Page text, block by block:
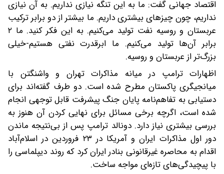
اقتصاد جهانی گفت: ما به این تنگه نیازی نداریم. به آن نیازی
نداریم، چون چیزهای بیشتری داریم. ما بیشتر از دو برابر ترکیب
عربستان و روسیه نفت تولید می‌کنیم. به این فکر کنید. ما ۲
برابر آن‌ها تولید می‌کنیم. ما ابرقدرت نفتی هستیم-خیلی
بزرگ‌تر از عربستان و روسیه.
اظهارات ترامپ در میانه مذاکرات تهران و واشنگتن با
میانجیگری پاکستان مطرح شده است. دو طرف گفته‌اند برای
دستیابی به تفاهم‌نامه پایان جنگ پیشرفت قابل توجهی انجام
شده است، اگرچه برخی مسائل برای نهایی کردن آن هنوز به
بررسی بیشتری نیاز دارد. دونالد ترامپ پس از بی‌نتیجه ماندن
دور اول مذاکرات ایران و آمریکا در ۲۳ فروردین در اسلام‌آباد
اقدام به محاصره غیرقانونی بنادر ایران کرد که روند دیپلماسی را
با پیچیدگی‌های تازه‌ای مواجه ساخت.